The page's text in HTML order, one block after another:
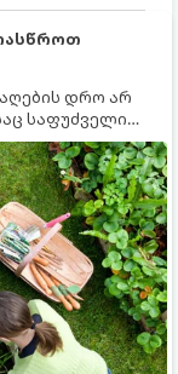
დრო არ
საფუძველი
მზადდება
რომ
5